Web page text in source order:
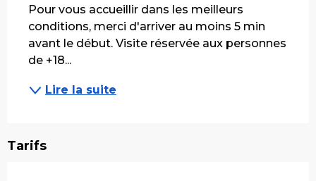
Pour vous accueillir dans les meilleurs
conditions, merci d'arriver au moins 5 min
avant le début. Visite réservée aux personnes
de +18...
Lire la suite
Tarifs